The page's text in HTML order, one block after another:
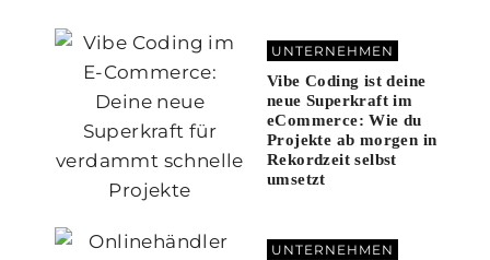
UNTERNEHMEN
Vibe Coding ist deine
neue Superkraft im
eCommerce: Wie du
Projekte ab morgen in
Rekordzeit selbst
umsetzt
UNTERNEHMEN